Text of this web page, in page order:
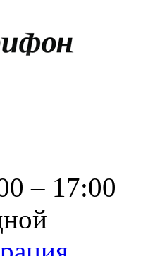
– 17:00